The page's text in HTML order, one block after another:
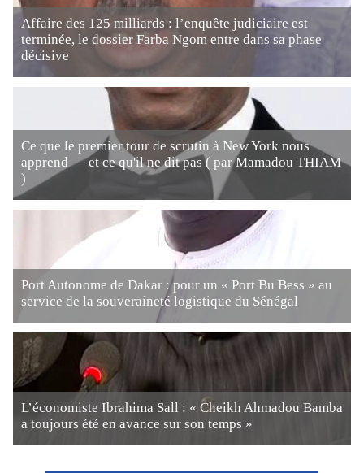
Affaire des 125 milliards : l’enquête judiciaire est
terminée, le dossier Farba Ngom entre dans sa phase
décisive
Ce que le premier tour de scrutin à New York nous
apprend — et ce qu'il ne dit pas ( par Mamadou THIAM
)
Port Autonome de Dakar : pour un « Port Bu Bess » au
service de la souveraineté logistique du Sénégal
L’économiste Ibrahima Sall : « Cheikh Ahmadou Bamba
a toujours été en avance sur son temps »